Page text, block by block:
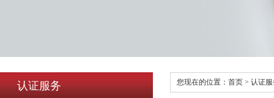
认证服务 您现在的位置： 首页 > 认证